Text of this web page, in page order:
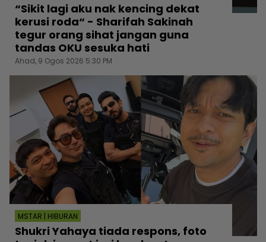
“Sikit lagi aku nak kencing dekat
kerusi roda“ - Sharifah Sakinah
tegur orang sihat jangan guna
tandas OKU sesuka hati
Ahad, 9 Ogos 2026 5:30 PM
MSTAR | HIBURAN
Shukri Yahaya tiada respons, foto